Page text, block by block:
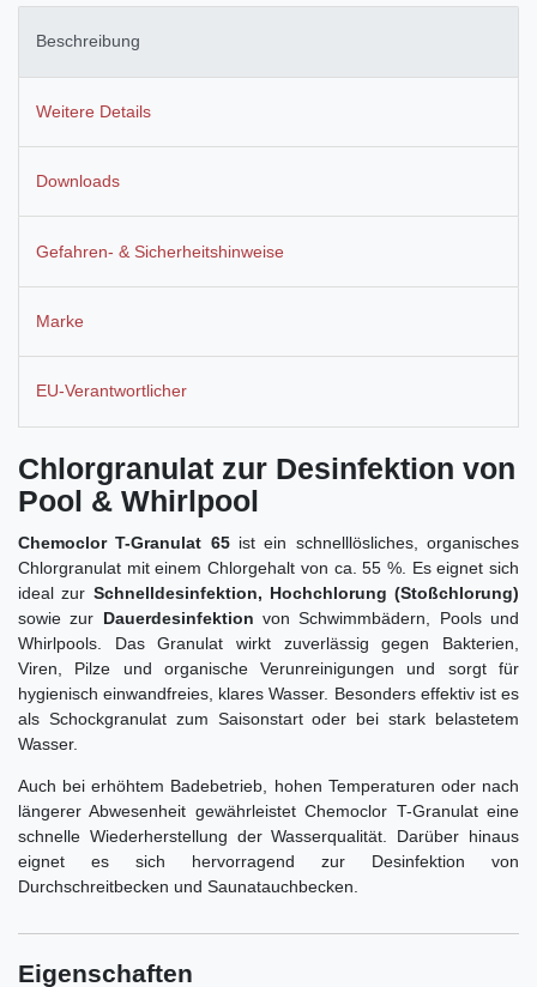
Beschreibung
Weitere Details
Downloads
Gefahren- & Sicherheitshinweise
Marke
EU-Verantwortlicher
Chlorgranulat zur Desinfektion von
Pool & Whirlpool
Chemoclor T-Granulat 65ist ein schnelllösliches, organisches
Chlorgranulat mit einem Chlorgehalt von ca. 55 %. Es eignet sich
ideal zur Schnelldesinfektion, Hochchlorung (Stoßchlorung)
sowie zur Dauerdesinfektion von Schwimmbädern, Pools und
Whirlpools. Das Granulat wirkt zuverlässig gegen Bakterien,
Viren, Pilze und organische Verunreinigungen und sorgt für
hygienisch einwandfreies, klares Wasser. Besonders effektiv ist es
als Schockgranulat zum Saisonstart oder bei stark belastetem
Wasser.
Auch bei erhöhtem Badebetrieb, hohen Temperaturen oder nach
längerer Abwesenheit gewährleistet Chemoclor T-Granulat eine
schnelle Wiederherstellung der Wasserqualität. Darüber hinaus
eignet es sich hervorragend zur Desinfektion von
Durchschreitbecken und Saunatauchbecken.
Eigenschaften